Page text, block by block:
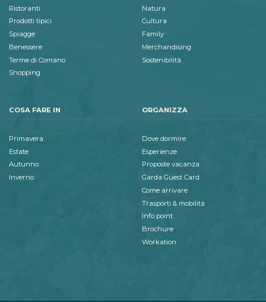
Ristoranti
Prodotti tipici
Spiagge
Benessere
Terme di Comano
Shopping
Natura
Cultura
Family
Merchandising
Sostenibilità
COSA FARE IN
Primavera
Estate
Autunno
Inverno
ORGANIZZA
Dove dormire
Esperienze
Proposte vacanza
Garda Guest Card
Come arrivare
Trasporti & mobilità
Info point
Brochure
Workation